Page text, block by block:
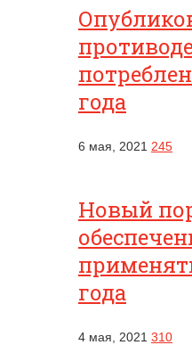
года
6 мая, 2021 245
Новый
года
4 мая, 2021 310